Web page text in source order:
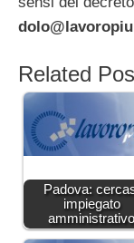
Related
Padova:
impiegato
amministrativo